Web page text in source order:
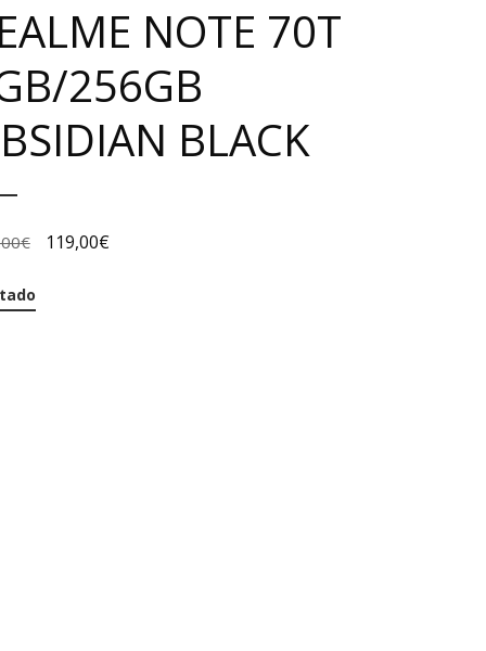
NOTE 70T
256GB
BLACK
€ 119,00€